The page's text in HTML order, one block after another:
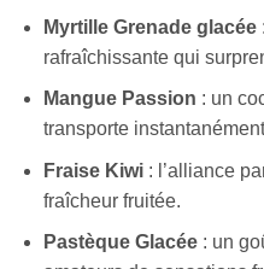
Myrtille Grenade glacée
rafraîchissante qui
Mangue Passion : un
transporte
Fraise Kiwi: l’alliance
fraîcheur fruitée.
Pastèque Glacée: un